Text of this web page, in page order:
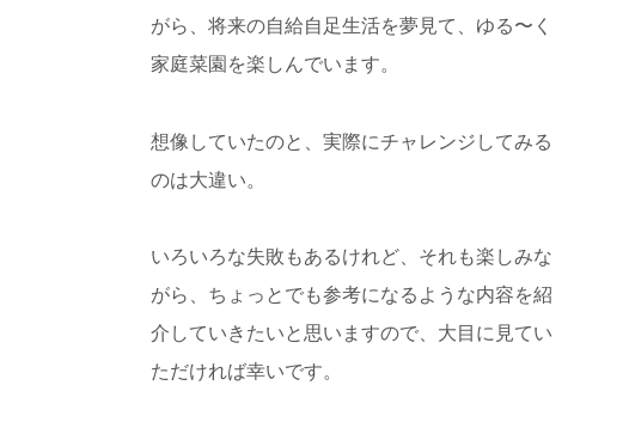
がら、将来の自給自足生活を夢見て、ゆる〜く
家庭菜園を楽しんでいます。
想像していたのと、実際にチャレンジしてみる
のは大違い。
いろいろな失敗もあるけれど、それも楽しみな
がら、ちょっとでも参考になるような内容を紹
介していきたいと思いますので、大目に見てい
ただければ幸いです。